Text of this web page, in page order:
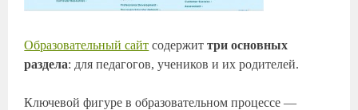
Образовательный сайт содержиттри основных
раздела: для педагогов, учеников и их родителей.
Ключевой фигуре в образовательном процессе —